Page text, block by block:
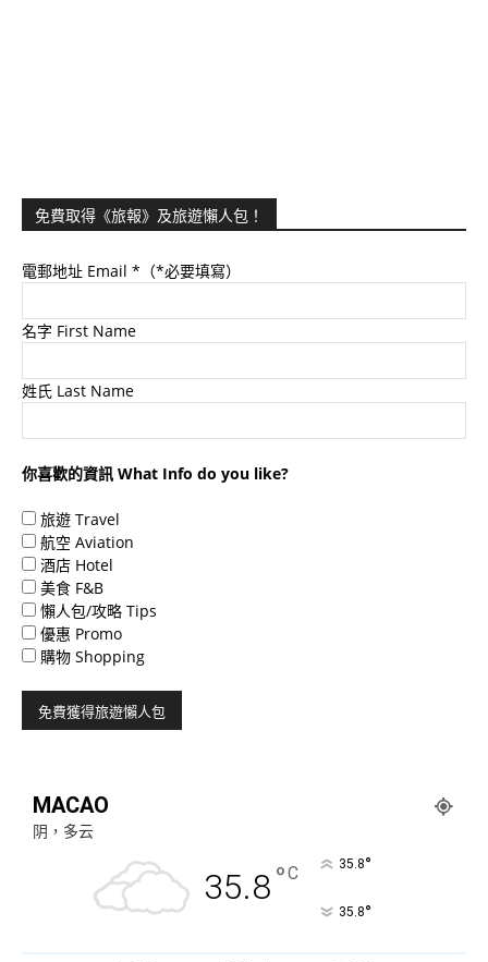
免費取得《旅報》及旅遊懶人包！
電郵地址 Email *（*必要填寫）
名字 First Name
姓氏 Last Name
你喜歡的資訊 What Info do you like?
旅遊 Travel
航空 Aviation
酒店 Hotel
美食 F&B
懶人包/攻略 Tips
優惠 Promo
購物 Shopping
MACAO
阴，多云
35.8°C 35.8°
35.8°